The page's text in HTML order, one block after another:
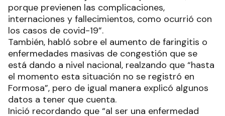
porque previenen las complicaciones,
internaciones y fallecimientos, como ocurrió con
los casos de covid-19”.
También, habló sobre el aumento de faringitis o
enfermedades masivas de congestión que se
está dando a nivel nacional, realzando que “hasta
el momento esta situación no se registró en
Formosa”, pero de igual manera explicó algunos
datos a tener que cuenta.
Inició recordando que “al ser una enfermedad